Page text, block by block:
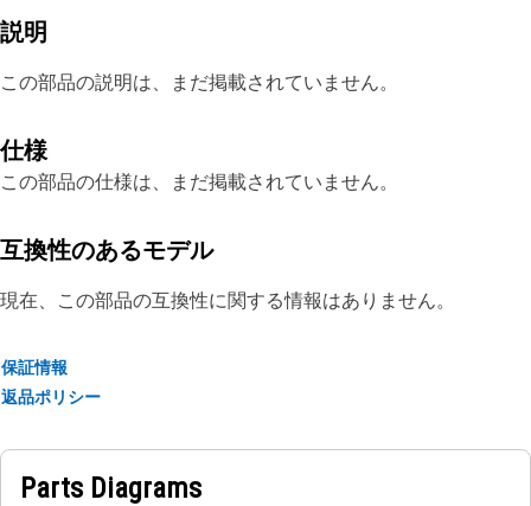
説明
この部品の説明は、まだ掲載されていません。
仕様
この部品の仕様は、まだ掲載されていません。
互換性のあるモデル
現在、この部品の互換性に関する情報はありません。
保証情報
返品ポリシー
Parts Diagrams